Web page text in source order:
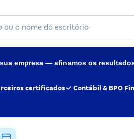
empresa — afinamos os
certificados✓ Contábil & BPO